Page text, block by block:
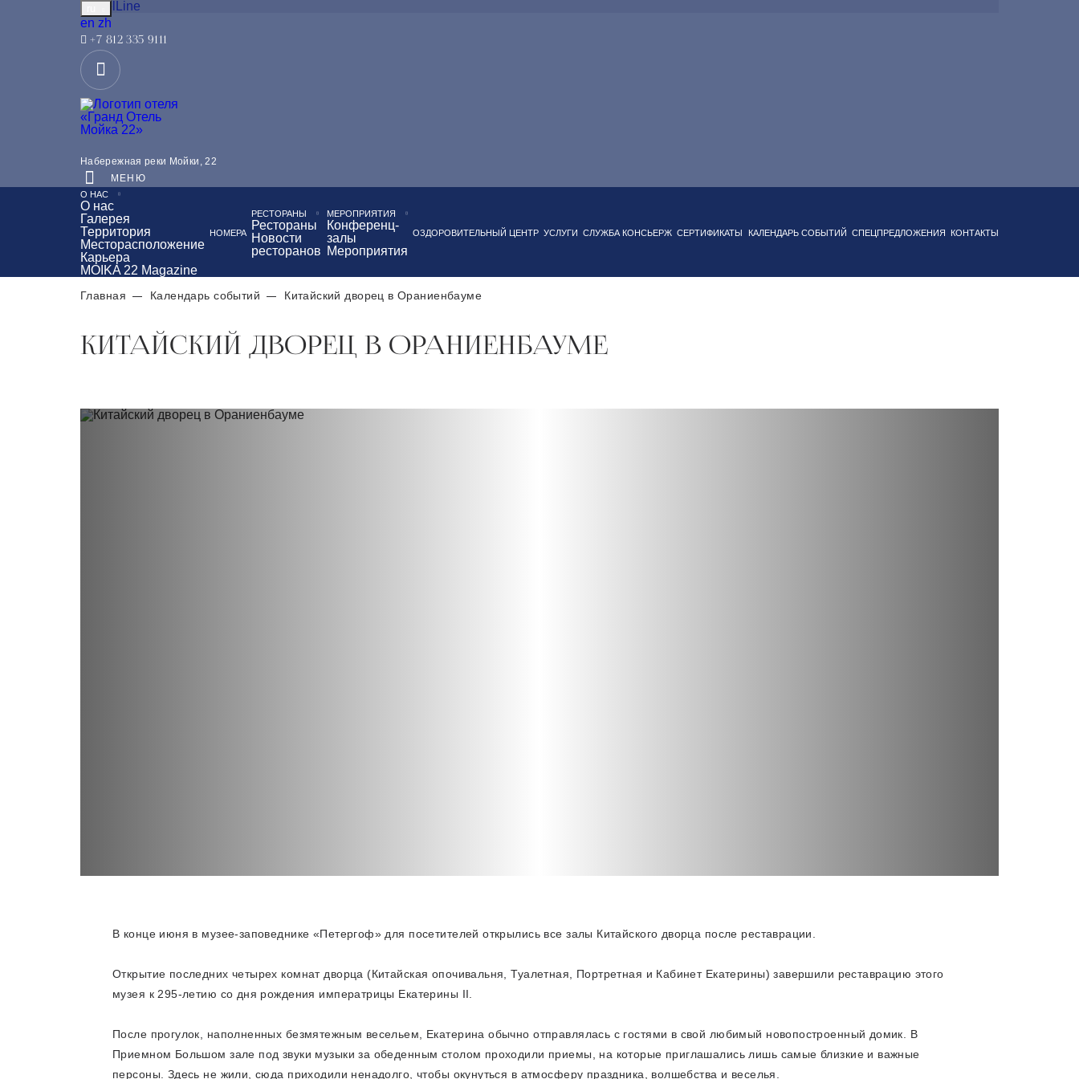
English
en 中文
zh
+7 812 335 9111
Набережная реки Мойки, 22
МЕНЮ
О НАС
О нас
Галерея
Территория
Месторасположение
Карьера
MOIKA 22 Magazine
НОМЕРА
РЕСТОРАНЫ
Рестораны
Новости
ресторанов
МЕРОПРИЯТИЯ
Конференц-
залы
Мероприятия
ОЗДОРОВИТЕЛЬНЫЙ ЦЕНТР УСЛУГИ СЛУЖБА КОНСЬЕРЖ СЕРТИФИКАТЫ КАЛЕНДАРЬ СОБЫТИЙ СПЕЦПРЕДЛОЖЕНИЯ КОНТАКТЫ
TravelLine
Чайная церемония с видом на Эрмитаж
Круглосуточное обслуживание в номерах
Оздоровительный центр
Главная Календарь событий Китайский дворец в Ораниенбауме
КИТАЙСКИЙ ДВОРЕЦ В ОРАНИЕНБАУМЕ
В конце июня в музее-заповеднике «Петергоф» для посетителей открылись все залы Китайского дворца после реставрации.
Открытие последних четырех комнат дворца (Китайская опочивальня, Туалетная, Портретная и Кабинет Екатерины) завершили реставрацию этого
музея к 295-летию со дня рождения императрицы Екатерины II.
После прогулок, наполненных безмятежным весельем, Екатерина обычно отправлялась с гостями в свой любимый новопостроенный домик. В
Приемном Большом зале под звуки музыки за обеденным столом проходили приемы, на которые приглашались лишь самые близкие и важные
персоны. Здесь не жили, сюда приходили ненадолго, чтобы окунуться в атмосферу праздника, волшебства и веселья.